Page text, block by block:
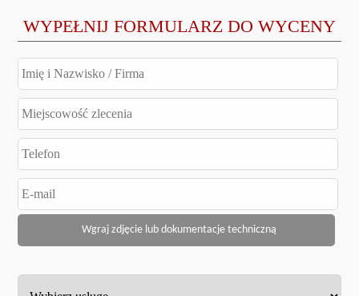
WYPEŁNIJ FORMULARZ DO WYCENY
Wgraj zdjęcie lub dokumentacje techniczną